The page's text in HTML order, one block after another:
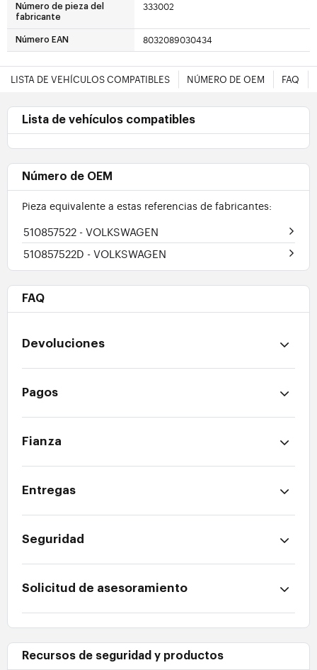
Número de pieza del
fabricante
333002
Número EAN 8032089030434
LISTA DE VEHÍCULOS COMPATIBLES NÚMERO DE OEM FAQ
Lista de vehículos compatibles
Número de OEM
Pieza equivalente a estas referencias de fabricantes:
510857522 - VOLKSWAGEN
510857522D - VOLKSWAGEN
FAQ
Devoluciones
Pagos
Fianza
Entregas
Seguridad
Solicitud de asesoramiento
Recursos de seguridad y productos